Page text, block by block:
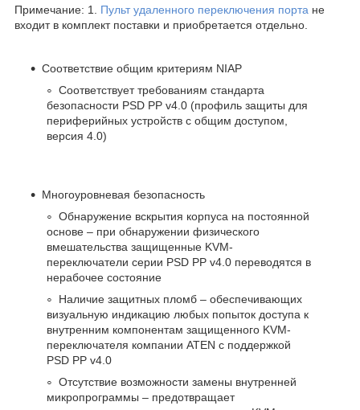
Примечание: 1. Пульт удаленного переключения порта не
входит в комплект поставки и приобретается отдельно.
Соответствие общим критериям NIAP
Соответствует требованиям стандарта
безопасности PSD PP v4.0 (профиль защиты для
периферийных устройств с общим доступом,
версия 4.0)
Многоуровневая безопасность
Обнаружение вскрытия корпуса на постоянной
основе – при обнаружении физического
вмешательства защищенные KVM-
переключатели серии PSD PP v4.0 переводятся в
нерабочее состояние
Наличие защитных пломб – обеспечивающих
визуальную индикацию любых попыток доступа к
внутренним компонентам защищенного KVM-
переключателя компании ATEN с поддержкой
PSD PP v4.0
Отсутствие возможности замены внутренней
микропрограммы – предотвращает